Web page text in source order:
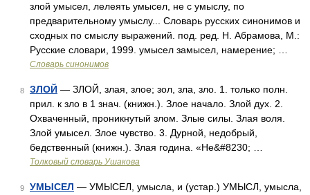
злой умысел, лелеять умысел, не с умыслу, по
предварительному умыслу... Словарь русских синонимов и
сходных по смыслу выражений. под. ред. Н. Абрамова, М.:
Русские словари, 1999. умысел замысел, намерение; …
Словарь синонимов
8 ЗЛОЙ — ЗЛОЙ, злая, злое; зол, зла, зло. 1. только полн.
прил. к зло в 1 знач. (книжн.). Злое начало. Злой дух. 2.
Охваченный, проникнутый злом. Злые силы. Злая воля.
Злой умысел. Злое чувство. 3. Дурной, недобрый,
бедственный (книжн.). Злая година. «Не&#8230; …
Толковый словарь Ушакова
9 УМЫСЕЛ — УМЫСЕЛ, умысла, и (устар.) УМЫСЛ, умысла,